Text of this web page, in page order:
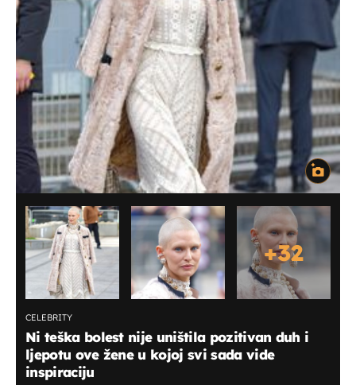
+32
CELEBRITY
Ni teška bolest nije uništila pozitivan duh i
ljepotu ove žene u kojoj svi sada vide
inspiraciju